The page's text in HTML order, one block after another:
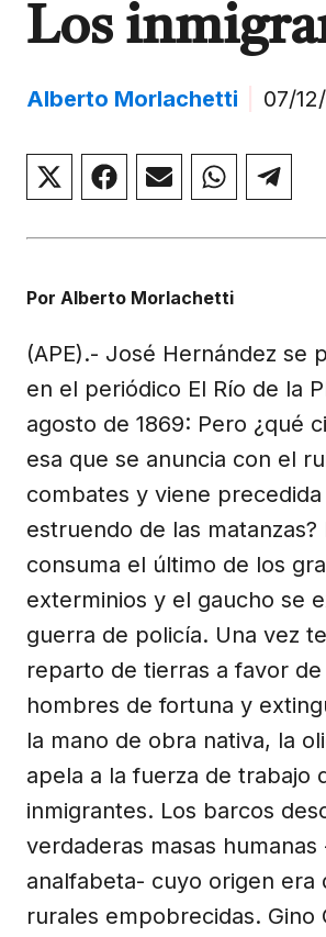
Los
Alberto Morlachetti 07/
Compartir
en
(Twitter)
Compartir
en
Compartir
en en en
Por Alberto Morlachetti
(APE).- José Hernández se
en el periódico El Río de la
agosto de 1869: Pero ¿qué
esa que se anuncia con el
combates y viene
estruendo de las matanzas?
consuma el último de los
exterminios y el gaucho se
guerra de policía. Una vez
reparto de tierras a favor de
hombres de fortuna y
la mano de obra nativa, la
apela a la fuerza de trabajo
inmigrantes. Los barcos
verdaderas masas humanas
analfabeta- cuyo origen era
rurales empobrecidas. Gino